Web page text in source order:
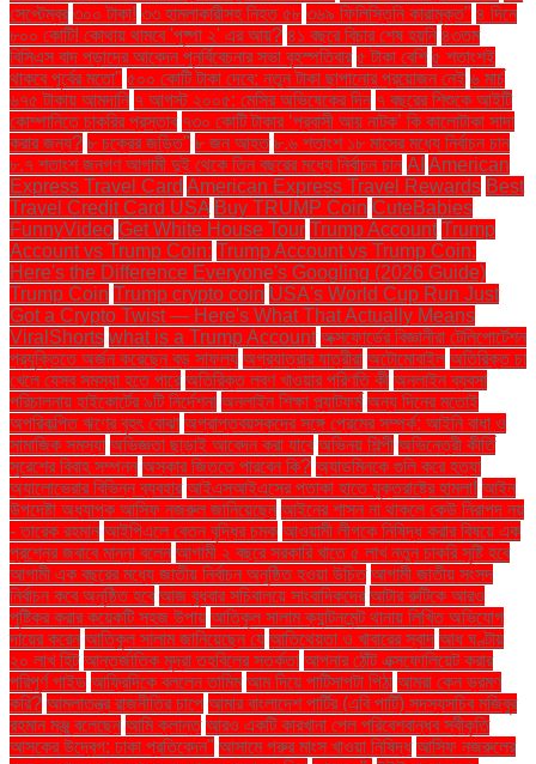
সেপ্টেম্বর ৩০০ টাকা! ৩৩ হামলাকারীসহ নিহত ৫৮ ৩৬৯ ফিলিস্তিনি কারামুক্ত" ৪ দিনে
৮০০ কোটি! কোথায় থামবে 'পুষ্পা ২' এর আয়? ৪১ বছরে বিচার শেষ হয়নি ৪৩তম
বিসিএস বাদ পড়াদের আবেদন পুনর্বিবেচনার সভা বৃহস্পতিবার ৫ টাকা বেশি ৫ শতাংশই
থাকবে পূর্বের মতো" ৫০০ কোটি টাকা দেবে: নতুন টাকা ছাপানোর প্রয়োজন নেই ৬ মার্চ
৬৭৫ টাকায় আমদানি ৭ আগস্ট ২০০৫: মেসির অভিষেকের দিন ৭ বছরের শিশুকে আইটি
কোম্পানিতে চাকরির প্রস্তাব ৭৩০ কোটি টাকার ‘প্রবাসী আয় নাটক’ কি কালোটাকা সাদা
করার জন্য? ৮ চক্রের জড়িত" ৮ জন আহত ৮.৬ শতাংশ ১৮ মাসের মধ্যে নির্বাচন চান
৮.৭ শতাংশ জনগণ আগামী দুই থেকে তিন বছরের মধ্যে নির্বাচন চান AI American
Express Travel Card American Express Travel Rewards Best
Travel Credit Card USA Buy TRUMP Coin CuteBabies
FunnyVideo Get White House Tour Trump Account Trump
Account vs Trump Coin: Trump Account vs Trump Coin:
Here's the Difference Everyone's Googling (2026 Guide)
Trump Coin Trump crypto coin USA's World Cup Run Just
Got a Crypto Twist — Here's What That Actually Means
ViralShorts what is a Trump Account অক্সফোর্ডের বিজ্ঞানীরা টেলিপোর্টেশন
প্রযুক্তিতে অর্জন করেছেন বড় সাফল্য অগ্রযাত্রার যাত্রীরা অটোমোবাইল অতিরিক্ত চা
খেলে যেসব সমস্যা হতে পারে অতিরিক্ত লবণ খাওয়ার পরিণতি কী অনলাইন ব্যবসা
পরিচালনায় হাইকোর্টের ৯টি নির্দেশনা অনলাইন শিক্ষা প্ল্যাটফর্ম অন্য দিনের মতোই
অপরিকল্পিত ঋণের বৃহৎ বোঝা অপ্রাপ্তবয়স্কদের সঙ্গে প্রেমের সম্পর্ক: আইনি বাধা ও
সামাজিক সমস্যা অভিজ্ঞতা ছাড়াই আবেদন করা যাবে অভিনয় শিল্পী অভিনেত্রী কীর্তি
সুরেশের বিবাহ সম্পন্ন অস্কার জিততে পারবেন কি? অ্যাডমিনকে গুলি করে হত্যা
অ্যালোভেরার বিভিন্ন ব্যবহার আইএসআইএসের পতাকা হাতে যুক্তরাষ্ট্রে হামলা! আইন
উপদেষ্টা অধ্যাপক আসিফ নজরুল জানিয়েছেন আইনের শাসন না থাকলে কেউ নিরাপদ নয়
- তারেক রহমান আইপিএলে বেতন বৃদ্ধির চমক আওয়ামী লীগকে নিষিদ্ধ করার বিষয়ে এক
প্রশ্নের জবাবে মান্না বলেন আগামী ২ বছরে সরকারি খাতে ৫ লাখ নতুন চাকরি সৃষ্টি হবে
আগামী এক বছরের মধ্যে জাতীয় নির্বাচন অনুষ্ঠিত হওয়া উচিত আগামী জাতীয় সংসদ
নির্বাচন কবে অনুষ্ঠিত হবে আজ বুধবার সচিবালয়ে সাংবাদিকদের আটার রুটিকে আরও
পুষ্টিকর করার কয়েকটি সহজ উপায় আতিকুল সালাম ক্যান্টনমেন্ট থানায় লিখিত অভিযোগ
দায়ের করেন আতিকুল সালাম জানিয়েছেন যে আতিথেয়তা ও খাবারের স্বাদ আধ ঘণ্টায়
২০ লাখ হিট আন্তর্জাতিক মুদ্রা তহবিলের সতর্কতা আপনার ঠোঁট এক্সফোলিয়েট করার
পরিপূর্ণ গাইড আফ্রিদিকে বললেন তামিম আম দিয়ে পাটিসাপটা পিঠা আমরা কেন ভ্রমণ
করি? আমলাতন্ত্র রাজনীতির চাপে আমার বাংলাদেশ পার্টির (এবি পার্টি) সদস্যসচিব মজিবুর
রহমান মঞ্জু বলেছেন আমি ক্লান্ত আরও একটি কারখানা পেল পরিবেশবান্ধব স্বীকৃতি
আসকের উদ্বেগ: ঢাকা প্রতিবেদন" আসামে গরুর মাংস খাওয়া নিষিদ্ধ আসিফ নজরুলের